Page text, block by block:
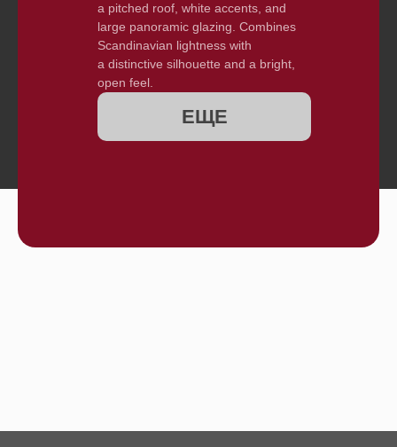
a pitched roof, white accents, and
large panoramic glazing. Combines
Scandinavian lightness with
a distinctive silhouette and a bright,
open feel.
ЕЩЕ